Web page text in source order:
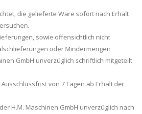
die gelieferte Ware sofort nach Erhalt
sowie offensichtlich nicht
oder Mindermengen
GmbH unverzüglich schriftlich mitgeteilt
von 7 Tagen ab Erhalt der
H.M. Maschinen GmbH unverzüglich nach